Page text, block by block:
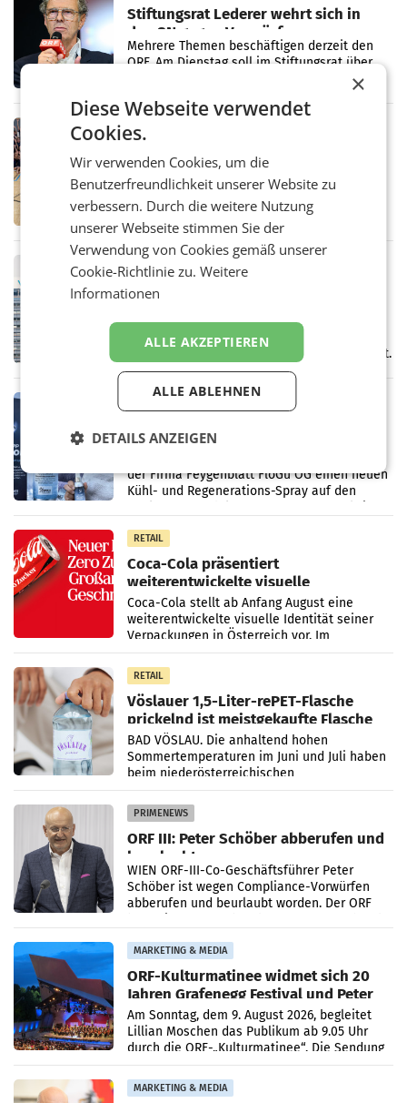
Stiftungsrat Lederer wehrt sich in
den SN gegen Vorwürfe
Mehrere Themen beschäftigen derzeit den
ORF. Am Dienstag soll im Stiftungsrat über
Direktionen abgestimmt werden.
Sommercamps im Osten Österreichs
Bereits zum zweiten Mal begleitet Bipa das
polysportive Sommersportcamp „Bewegte
Kids“. Während der Campwochen in den
Monaten Juli und August versorgt das
Unternehmen Kinder sowie
RETAIL
voestalpine verzeichnet solides
Der voestalpine-Konzern hat im 1. Quartal
des Geschäftsjahres 2026/27 (1. April bis 30.
Juni 2026) ein solides Ergebnis erwirtschaftet.
Der Umsatz stieg im Vergleich zur
Vorjahresperiode
Cool“ auf den Markt
der Firma Feygenblatt FloGu OG einen neuen
Kühl- und Regenerations-Spray auf den
RETAIL
Coca-Cola präsentiert
weiterentwickelte visuelle
Markenidentität
Coca-Cola stellt ab Anfang August eine
weiterentwickelte visuelle Identität seiner
Verpackungen in Österreich vor. Im
Mittelpunkt des Redesigns stehen zentrale
Gestaltungselemente
RETAIL
Vöslauer 1,5-Liter-rePET-Flasche
prickelnd ist meistgekaufte Flasche
Österreichs
BAD VÖSLAU. Die anhaltend hohen
Sommertemperaturen im Juni und Juli haben
beim niederösterreichischen
Getränkehersteller Vöslauer zu deutlichen
Absatzzuwächsen geführt. Während
PRIMENEWS
ORF III: Peter Schöber abberufen und
beurlaubt
WIEN ORF-III-Co-Geschäftsführer Peter
Schöber ist wegen Compliance-Vorwürfen
abberufen und beurlaubt worden. Der ORF
MARKETING & MEDIA
ORF-Kulturmatinee widmet sich 20
Jahren Grafenegg Festival und Peter
Simonischek
Am Sonntag, dem 9. August 2026, begleitet
Lillian Moschen das Publikum ab 9.05 Uhr
durch die ORF-„Kulturmatinee“. Die Sendung
startet mit der Dokumentation „20 Jahre
Grafenegg
MARKETING & MEDIA
×
Diese Webseite verwendet
Cookies.
Wir verwenden Cookies, um die
Benutzerfreundlichkeit unserer Website zu
verbessern. Durch die weitere Nutzung
unserer Webseite stimmen Sie der
Verwendung von Cookies gemäß unserer
Cookie-Richtlinie zu.Weitere
Informationen
ALLE AKZEPTIEREN
ALLE ABLEHNEN
DETAILS ANZEIGEN